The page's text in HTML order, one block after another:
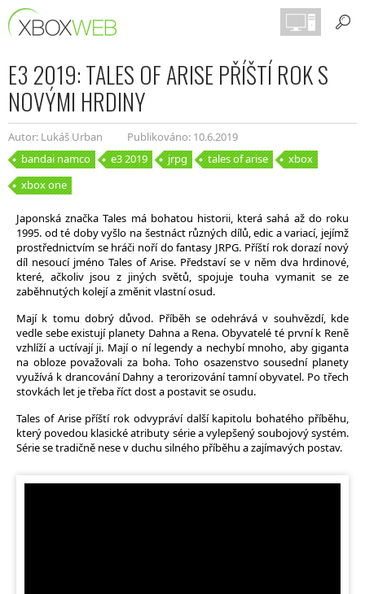
E3 2019: TALES OF ARISE PŘÍŠTÍ ROK S
NOVÝMI HRDINY
Autor: Lukáš Urban
Publikováno: 10.6.2019
bandai namco
e3 2019 jrpg tales of arise
xbox
xbox one
Japonská značka Tales má bohatou historii, která sahá až do roku
1995. od té doby vyšlo na šestnáct různých dílů, edic a variací, jejímž
prostřednictvím se hráči noří do fantasy JRPG. Příští rok dorazí nový
díl nesoucí jméno Tales of Arise. Představí se v něm dva hrdinové,
které, ačkoliv jsou z jiných světů, spojuje touha vymanit se ze
zaběhnutých kolejí a změnit vlastní osud.
Mají k tomu dobrý důvod. Příběh se odehrává v souhvězdí, kde
vedle sebe existují planety Dahna a Rena. Obyvatelé té první k Reně
vzhlíží a uctívají ji. Mají o ní legendy a nechybí mnoho, aby giganta
na obloze považovali za boha. Toho osazenstvo sousední planety
využívá k drancování Dahny a terorizování tamní obyvatel. Po třech
stovkách let je třeba říct dost a postavit se osudu.
Tales of Arise příští rok odvypráví další kapitolu bohatého příběhu,
který povedou klasické atributy série a vylepšený soubojový systém.
Série se tradičně nese v duchu silného příběhu a zajímavých postav.